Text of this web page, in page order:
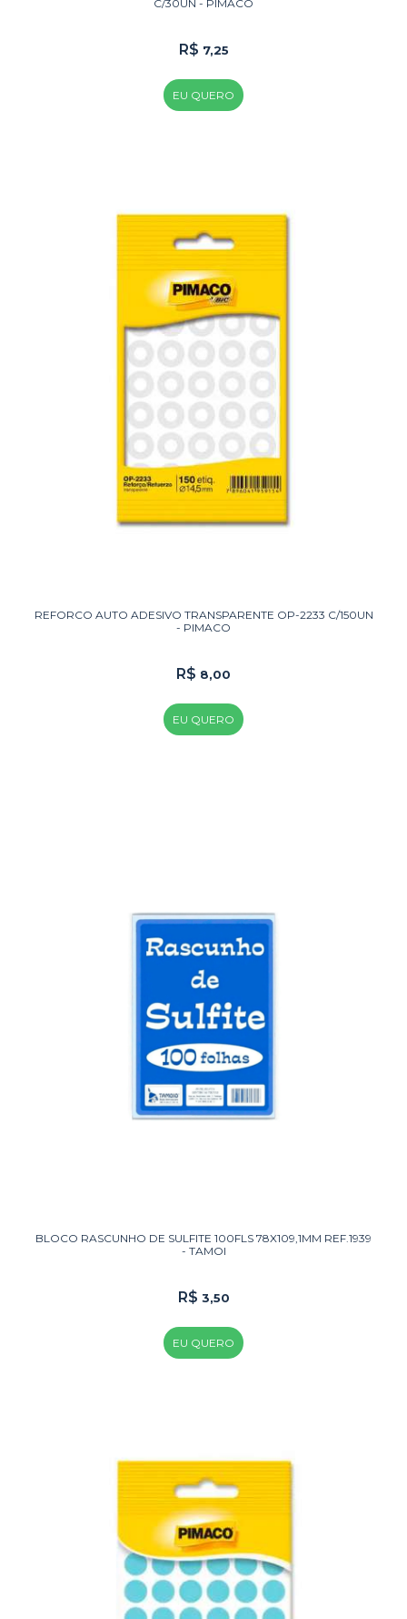
C/30UN - PIMACO
R$ 7,25
EU QUERO
REFORCO AUTO ADESIVO TRANSPARENTE OP-2233 C/150UN
- PIMACO
R$ 8,00
EU QUERO
BLOCO RASCUNHO DE SULFITE 100FLS 78X109,1MM REF.1939
- TAMOI
R$ 3,50
EU QUERO